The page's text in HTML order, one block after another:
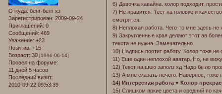
Откуда: бенг-бенг хз
Зарегистрирован: 2009-09-24
Приглашений: 0
Сообщений: 469
Уважение: +23
Позитив: +15
Возраст: 30 [1996-06-14]
Провел на форуме:
11 дней 5 часов
Последний визит:
2010-09-22 09:53:39
6) Девочка кавайна. колор подходит,
7) Не нравится. Тест на головке и
смотрятся.
8) Неплохая работа. Чего-то мне здесь не
9) Закругленные края делают этот ав
текста не нужна. Замечательно
10) Надпись портит работу. Колор тоже не
11) Еще один неплохой аватар. Но, не
12) Текст на шею заполз хд Надо было
13) А мне сказать нечего. Наверное, тоже
14) Интересная работа ♥ Колор
15) Слишком яркие цвета и средний по